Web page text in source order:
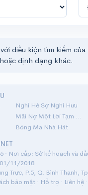
điều kiện tìm kiếm của
định dạng khác.
Nghỉ Hè Sợ Nghỉ Hưu
Mãi Nợ Một Lời Tạm Biệt
Bóng Ma Nhà Hát
· Nơi cấp: Sở kế hoạch và
11/2018
Trực, P.5, Q. Bình Thạnh,
bảo mật· Hỗ trợ· Liên hệ